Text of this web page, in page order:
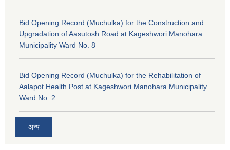
Bid Opening Record (Muchulka) for the Construction and
Upgradation of Aasutosh Road at Kageshwori Manohara
Municipality Ward No. 8
Bid Opening Record (Muchulka) for the Rehabilitation of
Aalapot Health Post at Kageshwori Manohara Municipality
Ward No. 2
अन्य